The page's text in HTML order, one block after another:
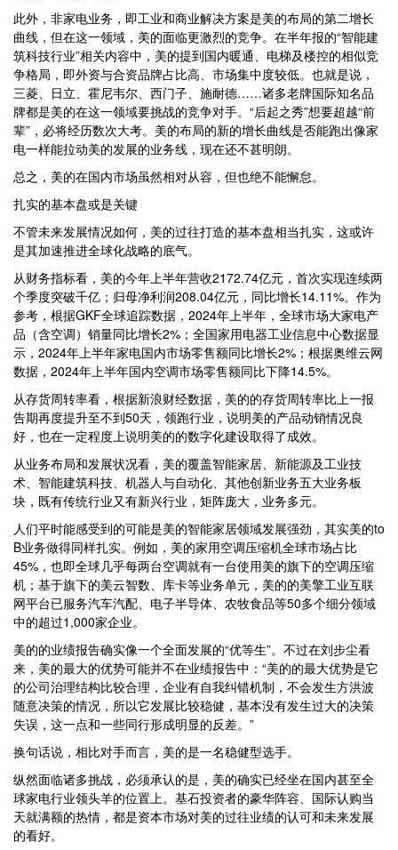
此外，非家电业务，即工业和商业解决方案是美的布局的第二增长
曲线，但在这一领域，美的面临更激烈的竞争。在半年报的“智能建
筑科技行业”相关内容中，美的提到国内暖通、电梯及楼控的相似竞
争格局，即外资与合资品牌占比高、市场集中度较低。也就是说，
三菱、日立、霍尼韦尔、西门子、施耐德……诸多老牌国际知名品
牌都是美的在这一领域要挑战的竞争对手。“后起之秀”想要超越“前
辈”，必将经历数次大考。美的布局的新的增长曲线是否能跑出像家
电一样能拉动美的发展的业务线，现在还不甚明朗。
总之，美的在国内市场虽然相对从容，但也绝不能懈怠。
扎实的基本盘或是关键
不管未来发展情况如何，美的过往打造的基本盘相当扎实，这或许
是其加速推进全球化战略的底气。
从财务指标看，美的今年上半年营收2172.74亿元，首次实现连续两
个季度突破千亿；归母净利润208.04亿元，同比增长14.11%。作为
参考，根据GKF全球追踪数据，2024年上半年，全球市场大家电产
品（含空调）销量同比增长2%；全国家用电器工业信息中心数据显
示，2024年上半年家电国内市场零售额同比增长2%；根据奥维云网
数据，2024年上半年国内空调市场零售额同比下降14.5%。
从存货周转率看，根据新浪财经数据，美的的存货周转率比上一报
告期再度提升至不到50天，领跑行业，说明美的产品动销情况良
好，也在一定程度上说明美的的数字化建设取得了成效。
从业务布局和发展状况看，美的覆盖智能家居、新能源及工业技
术、智能建筑科技、机器人与自动化、其他创新业务五大业务板
块，既有传统行业又有新兴行业，矩阵庞大，业务多元。
人们平时能感受到的可能是美的智能家居领域发展强劲，其实美的to
B业务做得同样扎实。例如，美的家用空调压缩机全球市场占比
45%，也即全球几乎每两台空调就有一台使用美的旗下的空调压缩
机；基于旗下的美云智数、库卡等业务单元，美的的美擎工业互联
网平台已服务汽车汽配、电子半导体、农牧食品等50多个细分领域
中的超过1,000家企业。
美的的业绩报告确实像一个全面发展的“优等生”。不过在刘步尘看
来，美的最大的优势可能并不在业绩报告中：“美的的最大优势是它
的公司治理结构比较合理，企业有自我纠错机制，不会发生方洪波
随意决策的情况，所以它发展比较稳健，基本没有发生过大的决策
失误，这一点和一些同行形成明显的反差。”
换句话说，相比对手而言，美的是一名稳健型选手。
纵然面临诸多挑战，必须承认的是，美的确实已经坐在国内甚至全
球家电行业领头羊的位置上。基石投资者的豪华阵容、国际认购当
天就满额的热情，都是资本市场对美的过往业绩的认可和未来发展
的看好。